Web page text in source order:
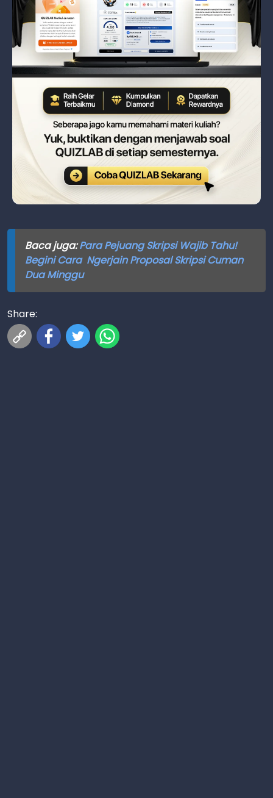
Baca juga:Para Pejuang Skripsi Wajib Tahu!
Begini Cara Ngerjain Proposal Skripsi Cuman
Dua Minggu
Share: